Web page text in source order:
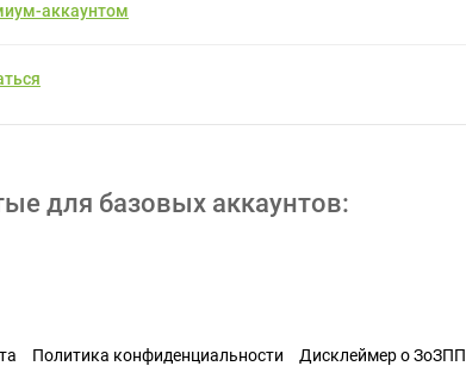
аккаунтом
для базовых аккаунтов:
Политика конфиденциальности Дисклеймер о ЗоЗПП